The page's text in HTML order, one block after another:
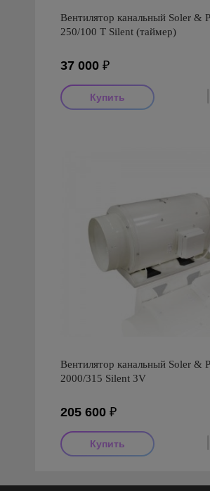
Вентилятор канальный Soler &
250/100 T Silent (таймер)
37 000 ₽
Вентилятор канальный Soler &
2000/315 Silent 3V
205 600 ₽